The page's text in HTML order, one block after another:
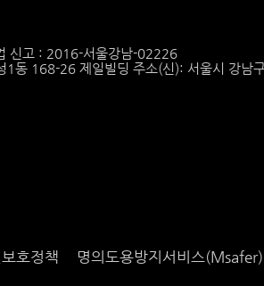
신고 : 2016-서울강남-02226
1동 168-26 제일빌딩 주소(신): 서울시 강남
호정책 명의도용방지서비스(Msafer)